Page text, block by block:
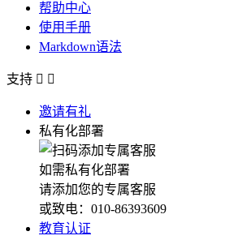
帮助中心
使用手册
Markdown语法
支持  
邀请有礼
私有化部署
如需私有化部署
请添加您的专属客服
或致电：010-86393609
教育认证